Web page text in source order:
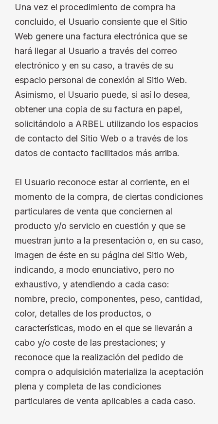
Una vez el procedimiento de compra ha
concluido, el Usuario consiente que el Sitio
Web genere una factura electrónica que se
hará llegar al Usuario a través del correo
electrónico y en su caso, a través de su
espacio personal de conexión al Sitio Web.
Asimismo, el Usuario puede, si así lo desea,
obtener una copia de su factura en papel,
solicitándolo a ARBEL utilizando los espacios
de contacto del Sitio Web o a través de los
datos de contacto facilitados más arriba.
El Usuario reconoce estar al corriente, en el
momento de la compra, de ciertas condiciones
particulares de venta que conciernen al
producto y/o servicio en cuestión y que se
muestran junto a la presentación o, en su caso,
imagen de éste en su página del Sitio Web,
indicando, a modo enunciativo, pero no
exhaustivo, y atendiendo a cada caso:
nombre, precio, componentes, peso, cantidad,
color, detalles de los productos, o
características, modo en el que se llevarán a
cabo y/o coste de las prestaciones; y
reconoce que la realización del pedido de
compra o adquisición materializa la aceptación
plena y completa de las condiciones
particulares de venta aplicables a cada caso.